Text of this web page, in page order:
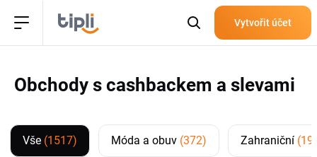
Vytvořit účet
Obchody s cashbackem a slevami
Vše (1517) Móda a obuv (372) Zahraniční (19)